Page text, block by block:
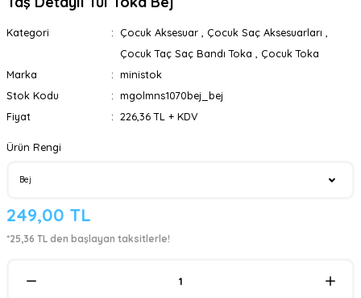
Kategori Çocuk Aksesuar Çocuk Saç Aksesuarları
Çocuk Taç Saç Bandı Toka
Çocuk Toka
Marka
ministok
Stok Kodu
mgolmns1070bej_bej
Fiyat
226,36 TL + KDV
Ürün Rengi
249,00 TL
*25,36 TL den başlayan taksitlerle!